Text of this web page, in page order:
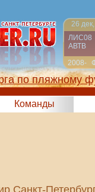
26
ЛИС08
АВТВ
2008-
2009
по пляжному
Команды